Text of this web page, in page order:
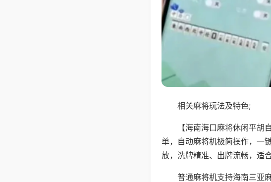
相关麻将玩法及特色;
【海南海口麻将休闲平
单，自动麻将机极简操作，一
放，洗牌精准、出牌流畅，适
普通麻将机支持海南三亚